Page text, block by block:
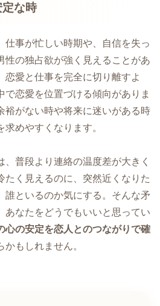
定な時
仕事が忙しい時期や、自信を失っ
性の独占欲が強く見えることがあ
恋愛と仕事を完全に切り離すよ
で恋愛を位置づける傾向がありま
裕がない時や将来に迷いがある時
めやすくなります。
、普段より連絡の温度差が大きく
たく見えるのに、突然近くなりた
誰といるのか気にする。そんな矛
あなたをどうでもいいと思ってい
心の安定を恋人とのつながりで確
かもしれません。